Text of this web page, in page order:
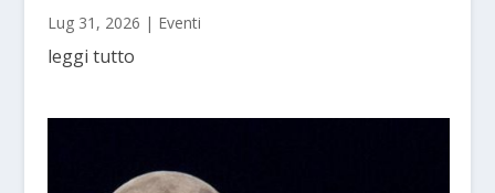
Lug 31, 2026 | Eventi
leggi tutto